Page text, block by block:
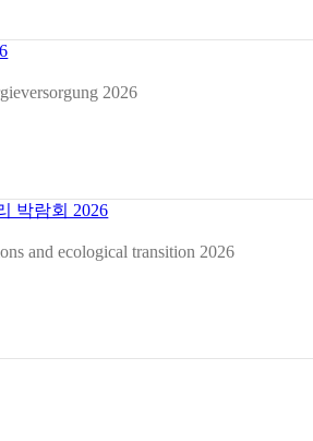
2026
박람회 2026
and ecological transition 2026